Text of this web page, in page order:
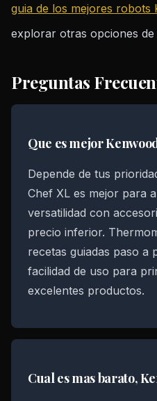
guia de los mejores robots
explorar otras opciones de
Preguntas
Que es mejor
Depende de tus
Chef XL es mejor para
versatilidad con
precio inferior.
recetas guiadas paso a
facilidad de uso para
excelentes productos.
Cual es mas barato,